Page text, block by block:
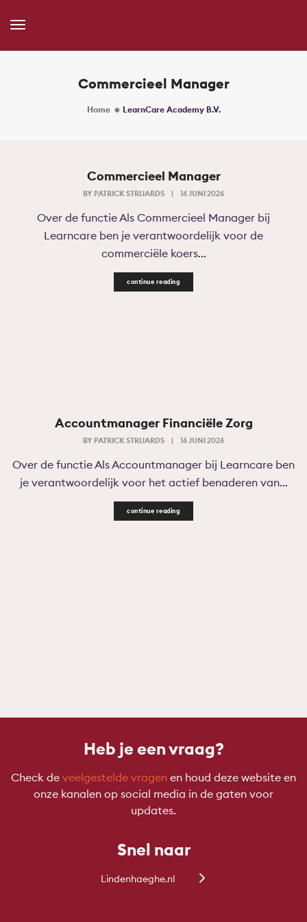
Toggle
Commercieel Manager
Home LearnCare Academy B.V.
Commercieel Manager
BY PATRICK STRIJARDS | 16 JUNI 2026
Over de functie Als Commercieel Manager bij
Learncare ben je verantwoordelijk voor de
commerciële koers...
continue reading
Accountmanager Financiële Zorg
BY PATRICK STRIJARDS | 16 JUNI 2026
Over de functie Als Accountmanager bij Learncare ben
je verantwoordelijk voor het actief benaderen van...
continue reading
Heb je een vraag?
Check de veelgestelde vragen en houd deze website en
onze kanalen op social media in de gaten voor
updates.
Snel naar
Lindenhaeghe.nl